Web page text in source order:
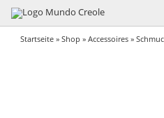
Startseite »Shop »Accessoires »